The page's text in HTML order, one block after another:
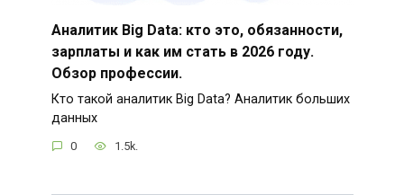
Аналитик Big Data: кто это, обязанности,
зарплаты и как им стать в 2026 году.
Обзор профессии.
Кто такой аналитик Big Data? Аналитик больших
данных
0 1.5k.